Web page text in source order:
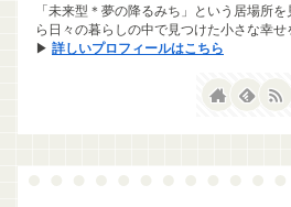
「未来型＊夢の降るみち」という居場所
ら日々の暮らしの中で見つけた小さな幸せ
▶ 詳しいプロフィールはこちら